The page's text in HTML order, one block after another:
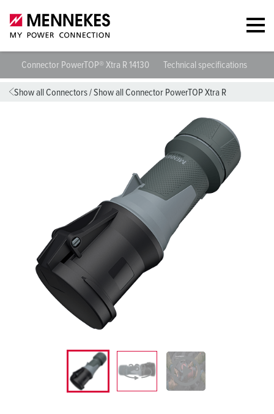
Connector PowerTOP® Xtra R 14130 Technical specifications
Show all Connectors/Show all Connector PowerTOP Xtra R